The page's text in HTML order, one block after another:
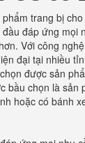
phẩm trang bị
đáp ứng
Với công
đại tại nhiều
được sản
chọn là
hoặc có bánh